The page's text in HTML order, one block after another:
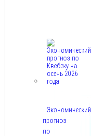
Экономический
прогноз
по